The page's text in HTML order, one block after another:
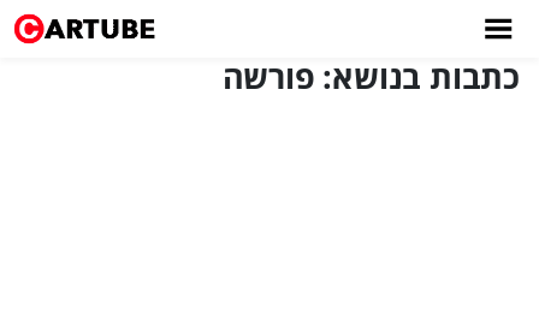
כתבות בנושא: פורשה